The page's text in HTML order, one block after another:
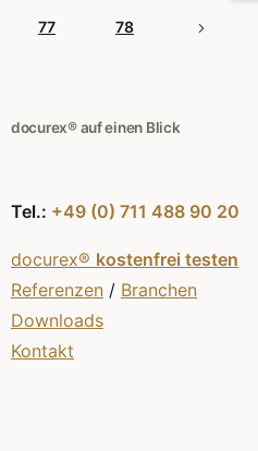
77 78
docurex® auf einen Blick
Tel.: +49 (0) 711 488 90 20
docurex® kostenfrei testen
Referenzen / Branchen
Downloads
Kontakt